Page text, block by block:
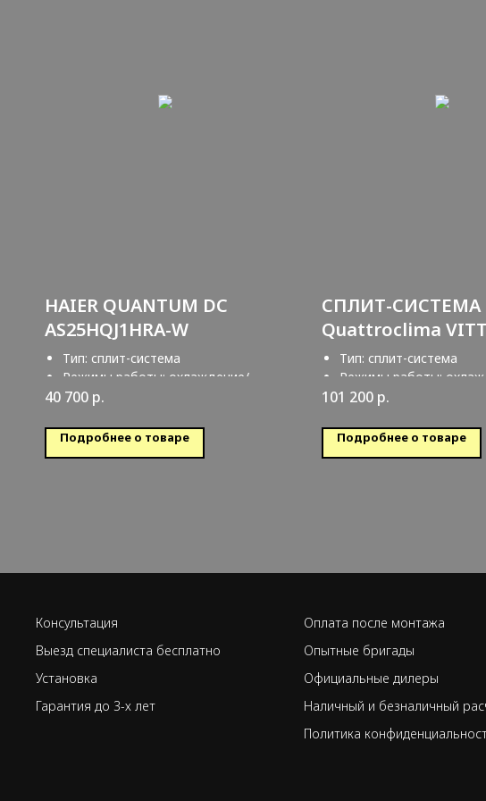
HAIER QUANTUM DC
AS25HQJ1HRA-W
Тип: сплит-система
Режимы работы: охлаждение/
обогрев
40 700 р.
Подробнее о товаре
СПЛИТ-СИСТЕМА
Quattroclima
QV-VT24WAE/QN-
Тип: сплит-система
Режимы работы:
обогрев
101 200 р.
Подробнее о товаре
Консультация
Выезд специалиста бесплатно
Установка
Гарантия до 3-х лет
Оплата после монтажа
Опытные бригады
Официальные дилеры
Наличный и безналичный
Политика